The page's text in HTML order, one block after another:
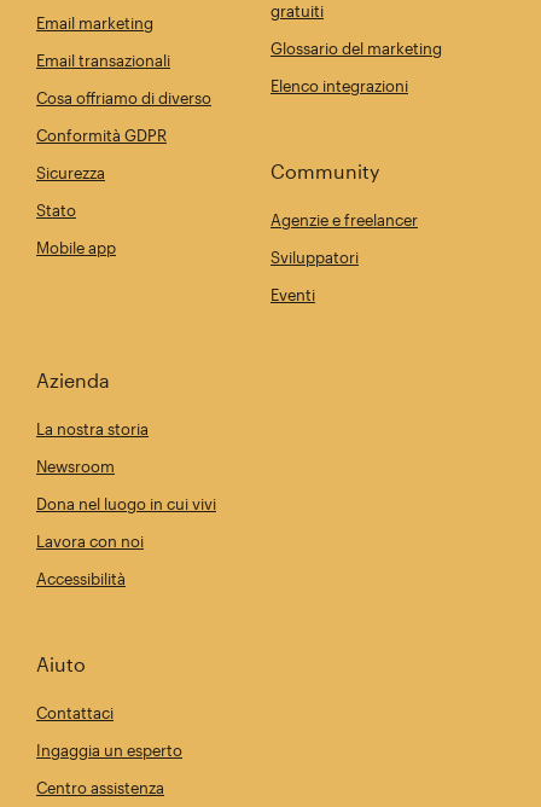
Email marketing
Email transazionali
Cosa offriamo di diverso
Conformità GDPR
Sicurezza
Stato
Mobile app
gratuiti
Glossario del marketing
Elenco integrazioni
Community
Agenzie e freelancer
Sviluppatori
Eventi
Azienda
La nostra storia
Newsroom
Dona nel luogo in cui vivi
Lavora con noi
Accessibilità
Aiuto
Contattaci
Ingaggia un esperto
Centro assistenza